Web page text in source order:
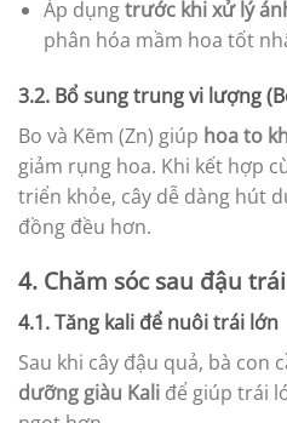
Áp dụngtrước khi xử lý
phân hóa mầm hoa tốt
3.2. Bổ sung trung vi lượng
Bo và Kẽm (Zn) giúp hoa to
giảm rụng hoa. Khi kết hợp
triển khỏe, cây dễ dàng hút
đồng đều hơn.
4. Chăm sóc sau đậu trái
4.1. Tăng kali để nuôi trái lớn
Sau khi cây đậu quả, bà con
dưỡng giàu Kali để giúp trái